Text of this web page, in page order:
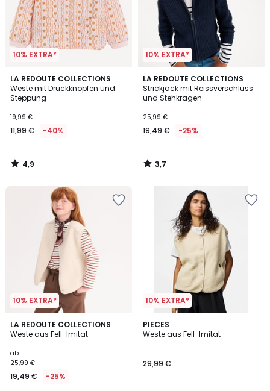
10% EXTRA*
LA REDOUTE COLLECTIONS
Weste mit Druckknöpfen und
Steppung
19,99 €
11,99 € -40%
4,9
/ 5
4,9
/
10% EXTRA*
LA REDOUTE COLLECTIONS
Strickjack mit Reissverschluss
und Stehkragen
25,99 €
19,49 € -25%
3,7
/ 5
3,7
/
10% EXTRA*
LA REDOUTE COLLECTIONS
Weste aus Fell-Imitat
ab
25,99 €
19,49 € -25%
4,5
/ 5
4
Farben
10% EXTRA*
PIECES
Weste aus Fell-Imitat
29,99 €
3
Farben